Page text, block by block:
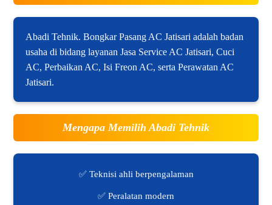
Abadi Tehnik. Bongkar Pasang AC Jatisari adalah badan
usaha di bidang layanan Jasa Service AC Jatisari, Cuci
AC, Perbaikan AC, Isi Freon AC, serta Perawatan AC
Jatisari.
Mengapa Memilih Abadi Tehnik
✅ Teknisi ahli berpengalaman
✅ Peralatan modern